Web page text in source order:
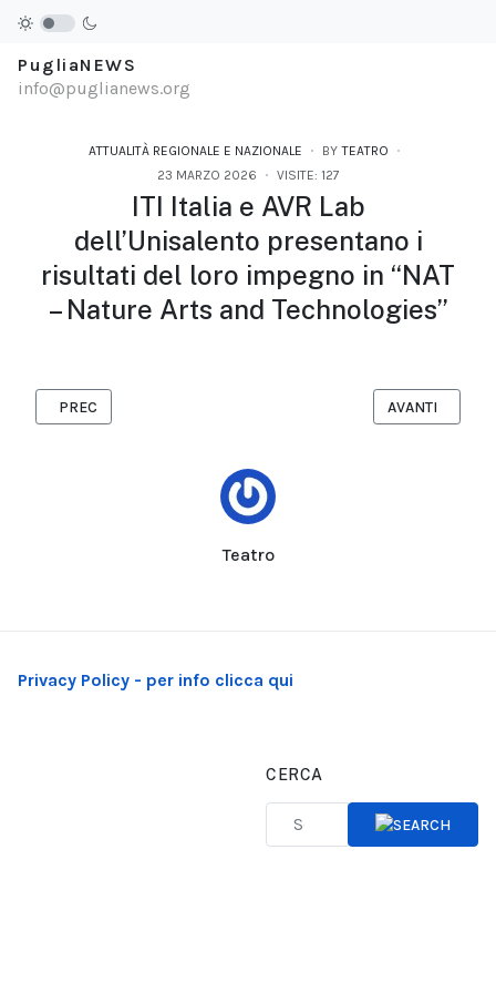
PugliaNEWS
info@puglianews.org
ATTUALITÀ REGIONALE E NAZIONALE BY TEATRO
23 MARZO 2026
VISITE: 127
ITI Italia e AVR Lab
dell’Unisalento presentano i
risultati del loro impegno in “NAT
– Nature Arts and Technologies”
Teatro
ARTICOLO PRECEDENTE: ALTO PATROCINIO DEL
PREC ARTICOLO
AVANTI
Privacy Policy - per info clicca qui
CERCA